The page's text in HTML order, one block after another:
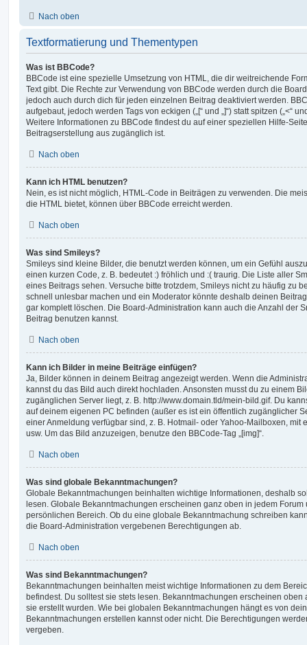
Nach oben
Textformatierung und Thementypen
Was ist BBCode?
BBCode ist eine spezielle Umsetzung von HTML, die dir weitreichende
Text gibt. Die Rechte zur Verwendung von BBCode werden durch die
jedoch auch durch dich für jeden einzelnen Beitrag deaktiviert werden.
aufgebaut, jedoch werden Tags von eckigen („[“ und „]“) statt spitzen („<“
Weitere Informationen zu BBCode findest du auf einer speziellen Hilfe-
Beitragserstellung aus zugänglich ist.
Nach oben
Kann ich HTML benutzen?
Nein, es ist nicht möglich, HTML-Code in Beiträgen zu verwenden. Die
die HTML bietet, können über BBCode erreicht werden.
Nach oben
Was sind Smileys?
Smileys sind kleine Bilder, die benutzt werden können, um ein Gefühl
einen kurzen Code, z. B. bedeutet :) fröhlich und :( traurig. Die Liste aller
eines Beitrags sehen. Versuche bitte trotzdem, Smileys nicht zu häufig zu
schnell unlesbar machen und ein Moderator könnte deshalb deinen
gar komplett löschen. Die Board-Administration kann auch die Anzahl der
Beitrag benutzen kannst.
Nach oben
Kann ich Bilder in meine Beiträge einfügen?
Ja, Bilder können in deinem Beitrag angezeigt werden. Wenn die
kannst du das Bild auch direkt hochladen. Ansonsten musst du zu einem
zugänglichen Server liegt, z. B. http://www.domain.tld/mein-bild.gif. Du
auf deinem eigenen PC befinden (außer es ist ein öffentlich zugänglicher
einer Anmeldung verfügbar sind, z. B. Hotmail- oder Yahoo-Mailboxen, mit
usw. Um das Bild anzuzeigen, benutze den BBCode-Tag „[img]“.
Nach oben
Was sind globale Bekanntmachungen?
Globale Bekanntmachungen beinhalten wichtige Informationen, deshalb
lesen. Globale Bekanntmachungen erscheinen ganz oben in jedem
persönlichen Bereich. Ob du eine globale Bekanntmachung schreiben
die Board-Administration vergebenen Berechtigungen ab.
Nach oben
Was sind Bekanntmachungen?
Bekanntmachungen beinhalten meist wichtige Informationen zu dem
befindest. Du solltest sie stets lesen. Bekanntmachungen erscheinen oben
sie erstellt wurden. Wie bei globalen Bekanntmachungen hängt es von
Bekanntmachungen erstellen kannst oder nicht. Die Berechtigungen
vergeben.